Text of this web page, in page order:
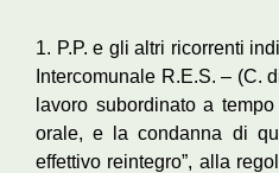
1. P.P. e gli altri ricorrenti
Intercomunale R.E.S. – (C.
lavoro subordinato a
orale, e la condanna di
effettivo reintegro”, alla